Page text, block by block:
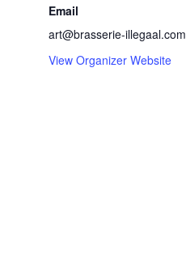
Email
art@brasserie-illegaal.com
View Organizer Website